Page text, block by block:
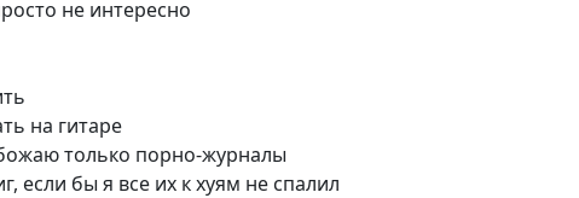
не интересно
на гитаре
только порно-журналы
если бы я все их к хуям не спалил